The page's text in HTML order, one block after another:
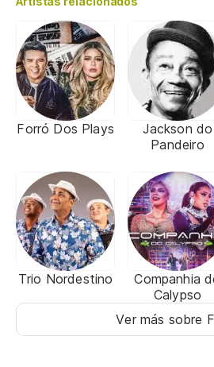
Forró Dos Plays
Jackson do
Pandeiro
Trio Nordestino
Companhia
Calypso
Ver más sobre